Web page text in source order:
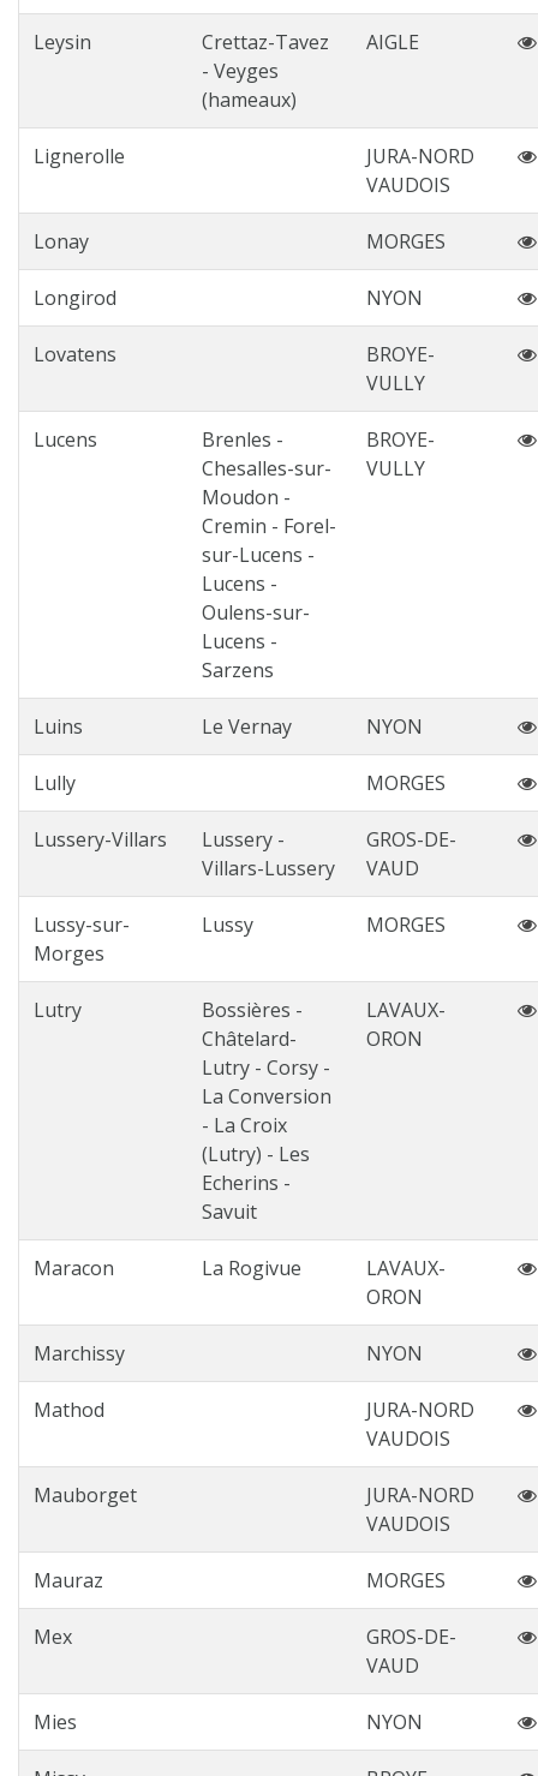
Leysin
Crettaz-Tavez
- Veyges
(hameaux)
AIGLE
Lignerolle
JURA-NORD
VAUDOIS
Lonay MORGES
Longirod NYON
Lovatens
BROYE-
VULLY
Lucens
Brenles -
Chesalles-sur-
Moudon -
Cremin - Forel-
sur-Lucens -
Lucens -
Oulens-sur-
Lucens -
Sarzens
BROYE-
VULLY
Luins Le Vernay NYON
Lully MORGES
Lussery-Villars
Lussery -
Villars-Lussery
GROS-DE-
VAUD
Lussy-sur-
Morges
Lussy MORGES
Lutry
Bossières -
Châtelard-
Lutry - Corsy -
La Conversion
- La Croix
(Lutry) - Les
Echerins -
Savuit
LAVAUX-
ORON
Maracon La Rogivue
LAVAUX-
ORON
Marchissy NYON
Mathod
JURA-NORD
VAUDOIS
Mauborget
JURA-NORD
VAUDOIS
Mauraz MORGES
Mex
GROS-DE-
VAUD
Mies NYON